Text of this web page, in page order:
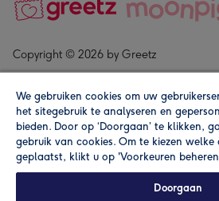
Copyright © 2026 by Greetz
Alle prijzen zijn inclusief btw en andere
We gebruiken cookies om uw
het sitegebruik te analyseren en
bieden. Door op ‘Doorgaan’ te klikken,
gebruik van cookies. Om te kiezen welke
geplaatst, klikt u op 'Voorkeuren
Doorgaan